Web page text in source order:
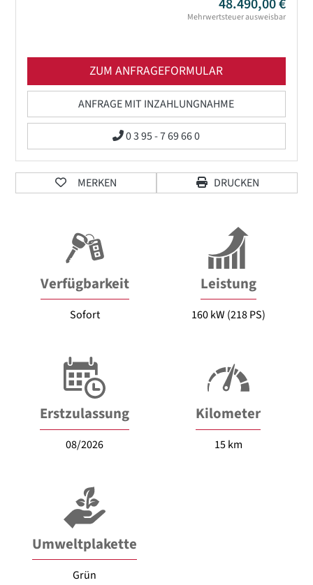
48.490,00 €
Mehrwertsteuer ausweisbar
ZUM ANFRAGEFORMULAR
ANFRAGE MIT INZAHLUNGNAHME
0 3 95 - 7 69 66 0
MERKEN DRUCKEN
Verfügbarkeit
Sofort
Leistung
160 kW (218 PS)
Erstzulassung
08/2026
Kilometer
15 km
Umweltplakette
Grün